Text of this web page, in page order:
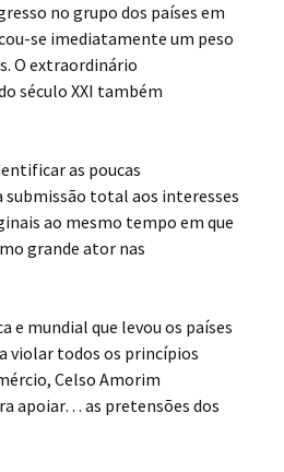
no grupo dos países em
se imediatamente um peso
O extraordinário
século XXI também
as poucas
submissão total aos interesses
ao mesmo tempo em que
grande ator nas
e mundial que levou os países
violar todos os princípios
Celso Amorim
apoiar… as pretensões dos